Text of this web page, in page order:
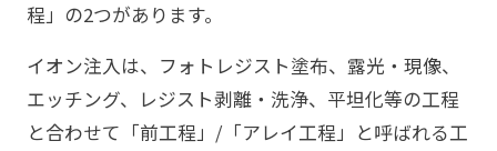
程」の2つがあります。
イオン注入は、フォトレジスト塗布、露光・現像、
エッチング、レジスト剥離・洗浄、平坦化等の工程
と合わせて「前工程」/「アレイ工程」と呼ばれる工